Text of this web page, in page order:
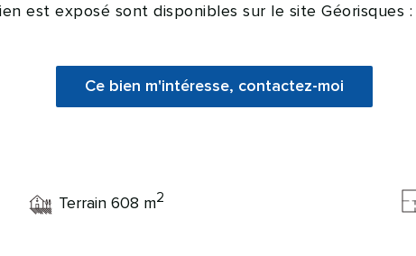
est exposé sont disponibles sur le site Géorisques
Ce bien m'intéresse, contactez-moi
Terrain 608 m2